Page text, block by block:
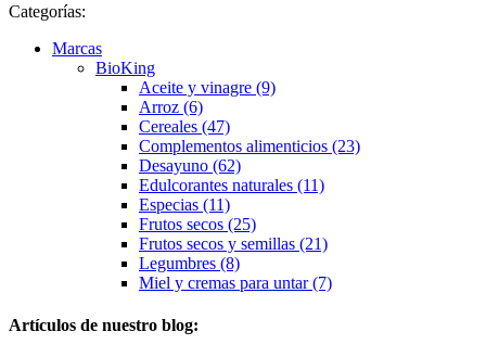
Categorías:
Marcas
BioKing
Aceite y vinagre (9)
Arroz (6)
Cereales (47)
Complementos alimenticios (23)
Desayuno (62)
Edulcorantes naturales (11)
Especias (11)
Frutos secos (25)
Frutos secos y semillas (21)
Legumbres (8)
Miel y cremas para untar (7)
Artículos de nuestro blog: